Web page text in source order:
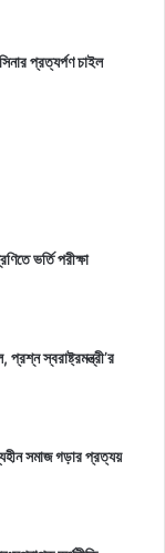
প্রত্যর্পণ চাইল
ভর্তি পরীক্ষা
স্বরাষ্ট্রমন্ত্রী’র
সমাজ গড়ার প্রত্যয়